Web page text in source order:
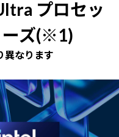
プロセッ
ーズ(※1)
異なります